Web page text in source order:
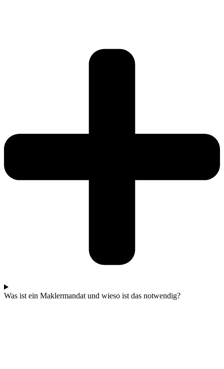
Was ist ein Maklermandat und wieso ist das notwendig?